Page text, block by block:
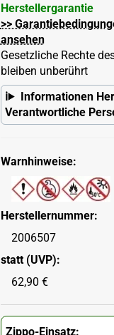
Herstellergarantie
>>
ansehen
Gesetzliche Rechte
bleiben unberührt
Informationen
Verantwortliche
Warnhinweise:
Herstellernummer:
2006507
statt (UVP):
62,90 €
Zippo-Einsatz: